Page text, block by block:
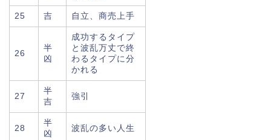
25 吉 自立、商売上手
26
半
凶
成功するタイプ
と波乱万丈で終
わるタイプに分
かれる
27
半
吉
強引
28
半
凶
波乱の多い人生